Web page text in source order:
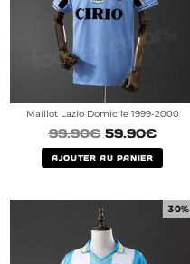
Maillot Lazio Domicile 1999-2000
99.90€ 59.90€
AJOUTER AU PANIER
30%